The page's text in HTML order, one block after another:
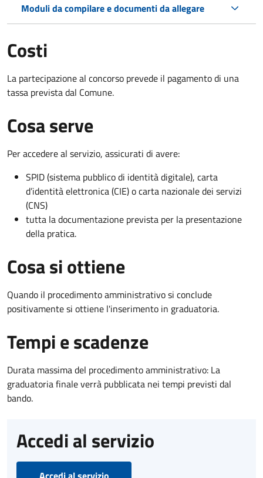
Moduli da compilare e documenti da allegare
Costi
La partecipazione al concorso prevede il pagamento di una
tassa prevista dal Comune.
Cosa serve
Per accedere al servizio, assicurati di avere:
SPID (sistema pubblico di identità digitale), carta
d’identità elettronica (CIE) o carta nazionale dei servizi
(CNS)
tutta la documentazione prevista per la presentazione
della pratica.
Cosa si ottiene
Quando il procedimento amministrativo si conclude
positivamente si ottiene l'inserimento in graduatoria.
Tempi e scadenze
Durata massima del procedimento amministrativo: La
graduatoria finale verrà pubblicata nei tempi previsti dal
bando.
Accedi al servizio